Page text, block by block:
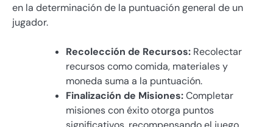
en la determinación de la puntuación general de un
jugador.
Recolección de Recursos: Recolectar
recursos como comida, materiales y
moneda suma a la puntuación.
Finalización de Misiones:Completar
misiones con éxito otorga puntos